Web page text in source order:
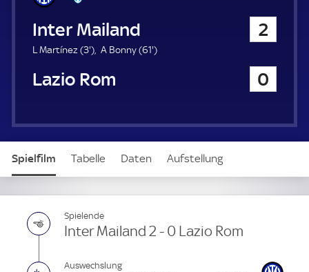
Inter Mailand 2
L Martínez (3'3
m
) A Bonny (61'6
)
Lazio Rom 0
Spielfilm Tabelle Daten Aufstellung
Live
Spielende
Inter Mailand 2 - 0 Lazio Rom
Auswechslung